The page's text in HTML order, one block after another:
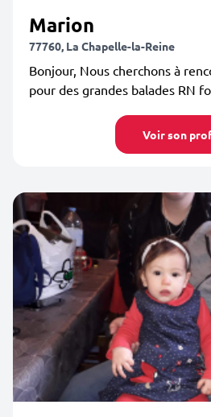
Marion
77760, La Chapelle-la-Reine
Bonjour, Nous cherchons à
pour des grandes balades RN
Voir son